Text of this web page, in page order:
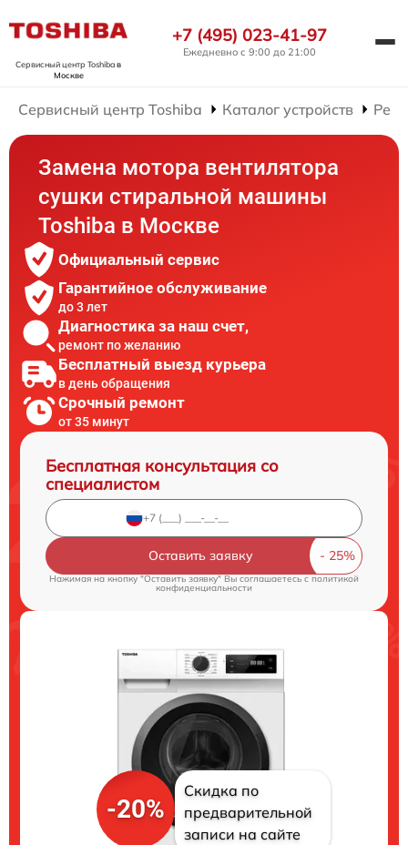
Сервисный центр Toshibaв
Москве
+7 (495) 023-41-97
Ежедневно с 9:00 до 21:00
Сервисный центр Toshiba Каталог устройств
Замена мотора вентилятора
сушки стиральной машины
Toshiba в Москве
Официальный сервис
Гарантийное обслуживание
до 3 лет
Диагностика за наш счет,
ремонт по желанию
Бесплатный выезд курьера
в день обращения
Срочный ремонт
от 35 минут
Бесплатная консультация со
специалистом
Оставить заявку
Нажимая на кнопку "Оставить заявку" Вы соглашаетесь cполитикой
конфиденциальности
-20%
Скидка по
предварительной
записи на сайте